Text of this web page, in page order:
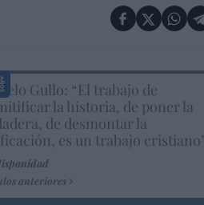
Gullo: “El trabajo de
la historia, de poner la
de desmontar la
es un trabajo cristiano"
anteriores